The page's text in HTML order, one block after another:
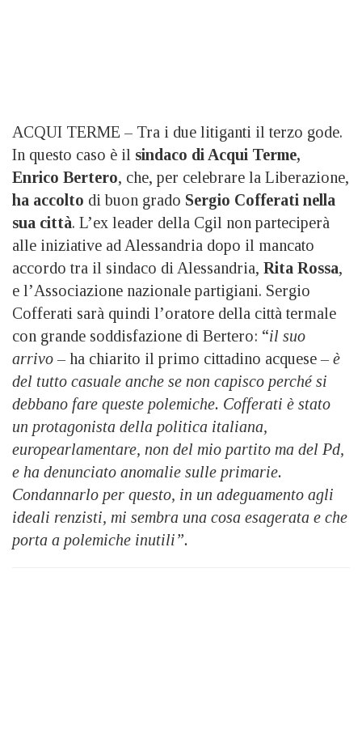
ACQUI TERME – Tra i due litiganti il terzo gode.
In questo caso è il sindaco di Acqui Terme,
Enrico Bertero, che, per celebrare la Liberazione,
ha accolto di buon grado Sergio Cofferati nella
sua città. L’ex leader della Cgil non parteciperà
alle iniziative ad Alessandria dopo il mancato
accordo tra il sindaco di Alessandria, Rita Rossa,
e l’Associazione nazionale partigiani. Sergio
Cofferati sarà quindi l’oratore della città termale
con grande soddisfazione di Bertero: “il suo
arrivo – ha chiarito il primo cittadino acquese– è
del tutto casuale anche se non capisco perché si
debbano fare queste polemiche. Cofferati è stato
un protagonista della politica italiana,
europearlamentare, non del mio partito ma del Pd,
e ha denunciato anomalie sulle primarie.
Condannarlo per questo, in un adeguamento agli
ideali renzisti, mi sembra una cosa esagerata e che
porta a polemiche inutili”.